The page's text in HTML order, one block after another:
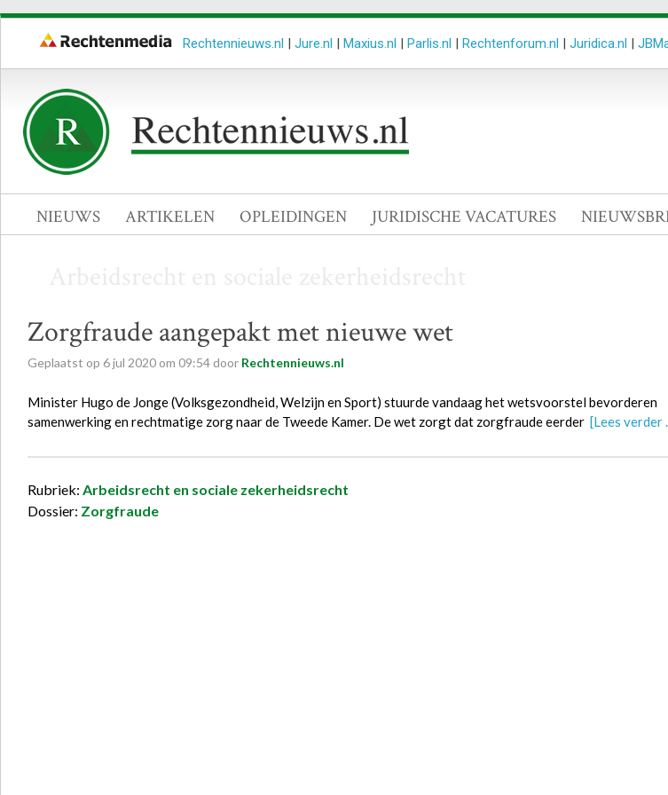
Rechtennieuws.nl | Jure.nl | Maxius.nl | Parlis.nl | Rechtenforum.nl | Juridica.nl |
NIEUWS ARTIKELEN OPLEIDINGEN JURIDISCHE VACATURES
Zorgfraude aangepakt met nieuwe wet
Geplaatst op 6jul 2020 om 09:54 door Rechtennieuws.nl
Minister Hugo de Jonge (Volksgezondheid, Welzijn en Sport) stuurde vandaag het wetsvoorstel bevorderen
samenwerking en rechtmatige zorg naar de Tweede Kamer. De wet zorgt dat zorgfraude eerder [Lees verder
Rubriek: Arbeidsrecht en sociale zekerheidsrecht
Dossier: Zorgfraude